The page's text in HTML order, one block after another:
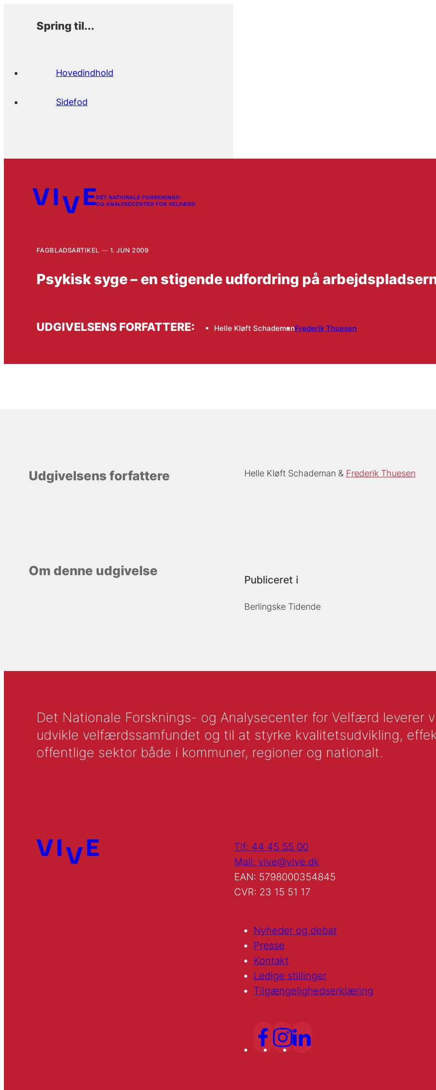
Spring til...
Hovedindhold
Sidefod
FAGBLADSARTIKEL 1. JUN 2009
Psykisk syge – en stigende udfordring på
UDGIVELSENS FORFATTERE: Helle Kløft SchademanFrederik Thuesen
Udgivelsens forfattere Helle Kløft Schademan Frederik Thuesen
Om denne udgivelse
Publiceret i
Berlingske Tidende
Det Nationale Forsknings- og Analysecenter for Velfærd leverer
udvikle velfærdssamfundet og til at styrke kvalitetsudvikling,
offentlige sektor både i kommuner, regioner og nationalt.
Tlf: 44 45 55 00
Mail: vive@vive.dk
EAN: 5798000354845
CVR: 23 15 51 17
Nyheder og debat
Presse
Kontakt
Ledige stillinger
Tilgængelighedserklæring